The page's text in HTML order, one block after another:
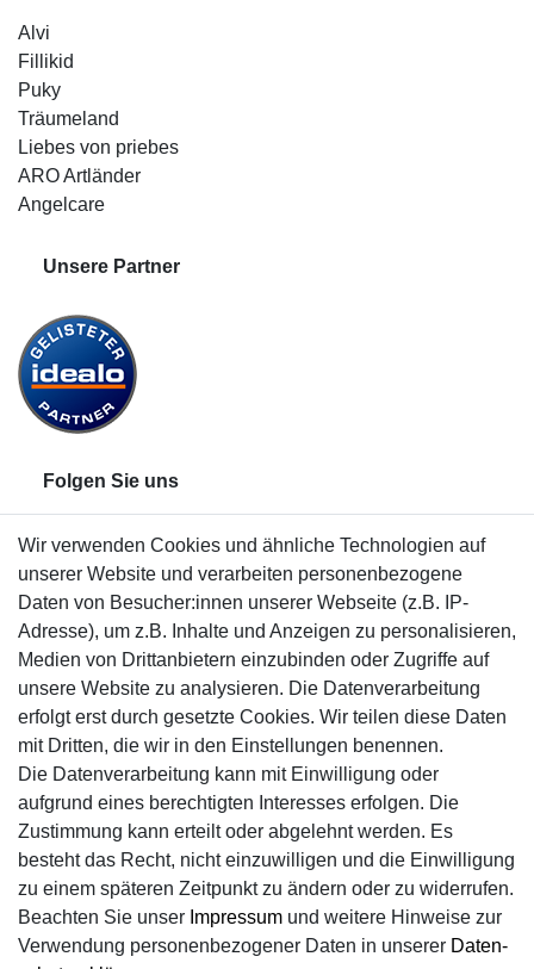
Alvi
Fillikid
Puky
Träumeland
Liebes von priebes
ARO Artländer
Angelcare
Unsere Partner
Folgen Sie uns
Sicher einkaufen
Wir verwenden Cookies und ähnliche Technologien auf
unserer Website und verarbeiten personenbezogene
Daten von Besucher:innen unserer Webseite (z.B. IP-
Adresse), um z.B. Inhalte und Anzeigen zu personalisieren,
Medien von Drittanbietern einzubinden oder Zugriffe auf
unsere Website zu analysieren. Die Datenverarbeitung
erfolgt erst durch gesetzte Cookies. Wir teilen diese Daten
mit Dritten, die wir in den Einstellungen benennen.
Die Datenverarbeitung kann mit Einwilligung oder
aufgrund eines berechtigten Interesses erfolgen. Die
Zustimmung kann erteilt oder abgelehnt werden. Es
besteht das Recht, nicht einzuwilligen und die Einwilligung
zu einem späteren Zeitpunkt zu ändern oder zu widerrufen.
Beachten Sie unser Impressum und weitere Hinweise zur
Verwendung personenbezogener Daten in unserer Daten­